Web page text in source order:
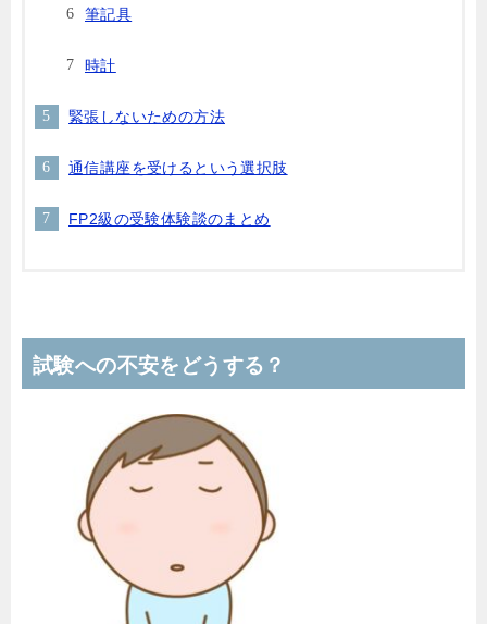
筆記具
時計
緊張しないための方法
通信講座を受けるという選択肢
FP2級の受験体験談のまとめ
試験への不安をどうする？